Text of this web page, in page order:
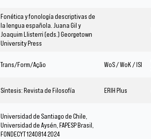
Fonética y fonología descriptivas de
la lengua española. Juana Gil y
Joaquim Llisterri (eds.) Georgetown
University Press
Trans/Form/Ação WoS / WoK / ISI
Síntesis: Revista de Filosofía ERIH Plus
Universidad de Santiago de Chile,
Universidad de Aysén, FAPESP Brasil,
FONDECYT 1240814 2024